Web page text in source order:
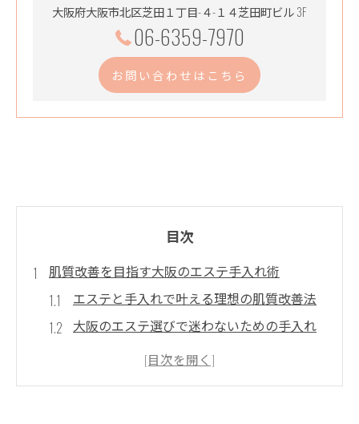
大阪府大阪市北区芝田１丁目-４-１４芝田町ビル 3F
06-6359-7970
お問い合わせはこちら
目次
肌質改善を目指す大阪のエステ手入れ術
エステと手入れで叶える理想の肌質改善法
大阪のエステ選びで迷わないための手入れ